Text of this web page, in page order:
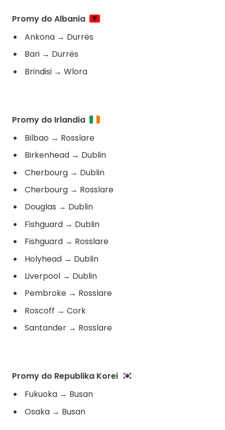
Promy do Albania
Ankona → Durrës
Bari → Durrës
Brindisi → Wlora
Promy do Irlandia
Bilbao → Rosslare
Birkenhead → Dublin
Cherbourg → Dublin
Cherbourg → Rosslare
Douglas → Dublin
Fishguard → Dublin
Fishguard → Rosslare
Holyhead → Dublin
Liverpool → Dublin
Pembroke → Rosslare
Roscoff → Cork
Santander → Rosslare
Promy do Republika Korei
Fukuoka → Busan
Osaka → Busan